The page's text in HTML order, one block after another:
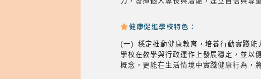
健康促進學校特色：
(一) 穩定推動健康教育，培養行動實踐能
學校在教學與行政運作上發展穩定，並以
概念，更能在生活情境中實踐健康行為，